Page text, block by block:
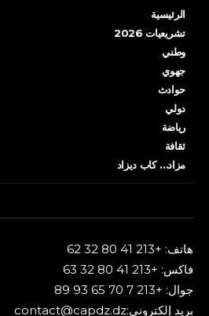
الرئيسية
تشريعيات 2026
وطني
جهوي
حوادث
دولي
رياضة
ثقافة
مزاد… كاب ديزاد
هاتف: +213 41 80 32 62
فاكس: +213 41 80 32 63
جوال: +213 7 70 65 93 89
بريد إلكتروني:contact@capdz.dz